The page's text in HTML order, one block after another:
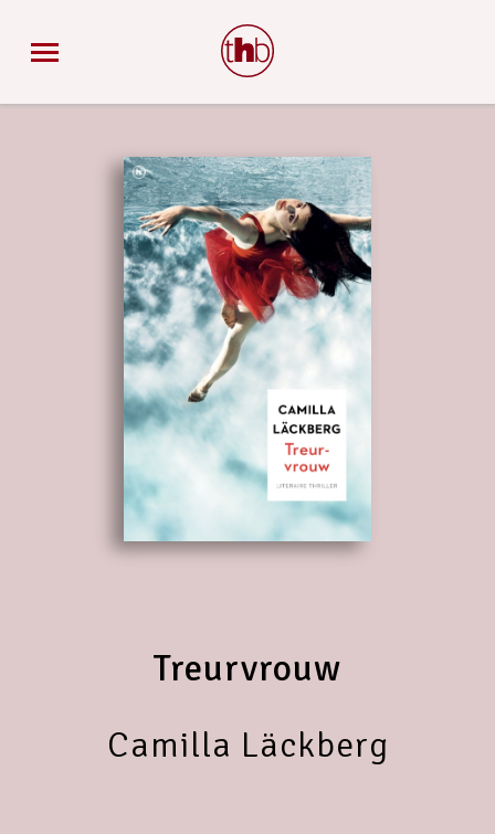
Treurvrouw
Camilla Läckberg